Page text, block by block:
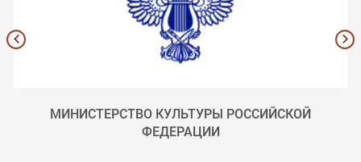
МИНИСТЕРСТВО КУЛЬТУРЫ РОССИЙСКОЙ
ФЕДЕРАЦИИ